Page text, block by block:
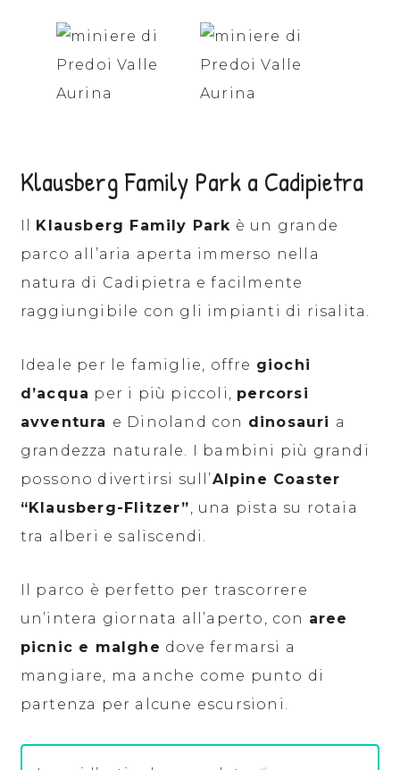
Klausberg Family Park a Cadipietra
Il Klausberg Family Park è un grande
parco all’aria aperta immerso nella
natura di Cadipietra e facilmente
raggiungibile con gli impianti di risalita.
Ideale per le famiglie, offre giochi
d’acqua per i più piccoli, percorsi
avventura e Dinoland con dinosauri a
grandezza naturale. I bambini più grandi
possono divertirsi sull’Alpine Coaster
“Klausberg-Flitzer” , una pista su rotaia
tra alberi e saliscendi.
Il parco è perfetto per trascorrere
un’intera giornata all’aperto, con aree
picnic e malghe dove fermarsi a
mangiare, ma anche come punto di
partenza per alcune escursioni.